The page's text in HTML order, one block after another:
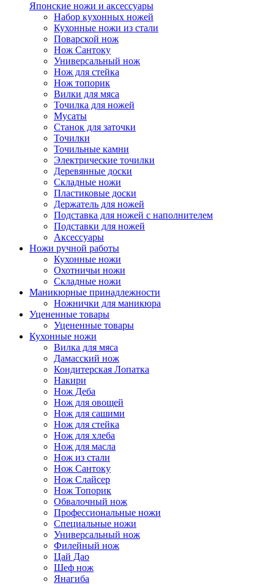
Японские ножи и аксессуары
Набор кухонных ножей
Кухонные ножи из стали
Поварской нож
Нож Сантоку
Универсальный нож
Нож для стейка
Нож топорик
Вилки для мяса
Точилка для ножей
Мусаты
Станок для заточки
Точилки
Точильные камни
Электрические точилки
Деревянные доски
Складные ножи
Пластиковые доски
Держатель для ножей
Подставка для ножей с наполнителем
Подставки для ножей
Аксессуары
Ножи ручной работы
Кухонные ножи
Охотничьи ножи
Складные ножи
Маникюрные принадлежности
Ножнички для маникюра
Уцененные товары
Уцененные товары
Кухонные ножи
Вилка для мяса
Дамасский нож
Кондитерская Лопатка
Накири
Нож Деба
Нож для овощей
Нож для сашими
Нож для стейка
Нож для хлеба
Нож для масла
Нож из стали
Нож Сантоку
Нож Слайсер
Нож Топорик
Обвалочный нож
Профессиональные ножи
Специальные ножи
Универсальный нож
Филейный нож
Цай Дао
Шеф нож
Янагиба